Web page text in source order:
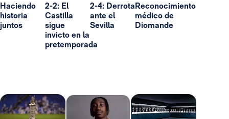
Haciendo
historia
juntos
2-2: El
Castilla
sigue
invicto en la
pretemporada
2-4: Derrota
ante el
Sevilla
Reconocimiento
médico de
Diomande